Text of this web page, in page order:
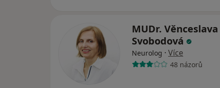
MUDr. Věnceslava
Svobodová
Neurolog · Více
48 názorů